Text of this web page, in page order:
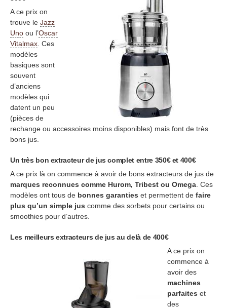
A ce prix on
trouve le Jazz
Uno ou l’Oscar
Vitalmax . Ces
modèles
basiques sont
souvent
d’anciens
modèles qui
datent un peu
(pièces de
rechange ou accessoires moins disponibles) mais font de très
bons jus.
Un très bon extracteur de jus complet entre 350€ et 400€
A ce prix là on commence à avoir de bons extracteurs de jus de
marques reconnues comme Hurom, Tribest ou Omega . Ces
modèles ont tous de bonnes garanties et permettent de faire
plus qu’un simple jus comme des sorbets pour certains ou
smoothies pour d’autres.
Les meilleurs extracteurs de jus au delà de 400€
A ce prix on
commence à
avoir des
machines
parfaites et
des